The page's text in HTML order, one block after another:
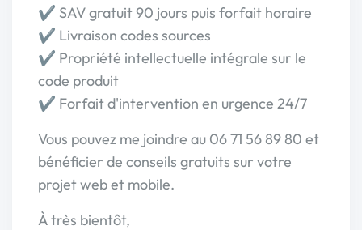
✔️ SAV gratuit 90 jours puis forfait horaire
✔️ Livraison codes sources
✔️ Propriété intellectuelle intégrale sur le
code produit
✔️ Forfait d'intervention en urgence 24/7
Vous pouvez me joindre au 06 71 56 89 80 et
bénéficier de conseils gratuits sur votre
projet web et mobile.
À très bientôt,